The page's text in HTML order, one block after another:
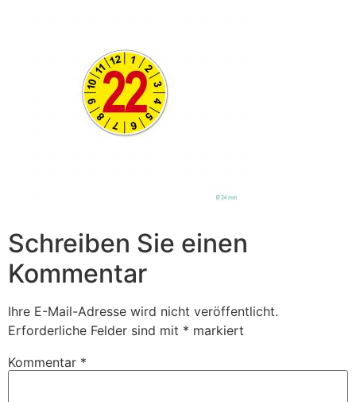
Schreiben Sie einen
Kommentar
Ihre E-Mail-Adresse wird nicht veröffentlicht.
Erforderliche Felder sind mit * markiert
Kommentar *